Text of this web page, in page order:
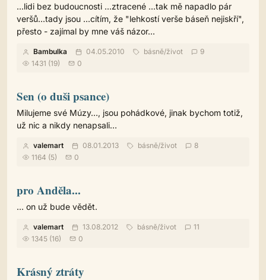
...lidi bez budoucnosti ...ztracené ...tak mě napadlo pár
veršů...tady jsou ...cítím, že "lehkostí verše báseň nejiskří",
přesto - zajímal by mne váš názor...
Bambulka 04.05.2010 básně/život
9
1431 (19)
0
Sen (o duši psance)
Milujeme své Múzy…, jsou pohádkové, jinak bychom totiž,
už nic a nikdy nenapsali…
valemart 08.01.2013 básně/život
8
1164 (5)
0
pro Anděla...
... on už bude vědět.
valemart 13.08.2012 básně/život
11
1345 (16)
0
Krásný ztráty